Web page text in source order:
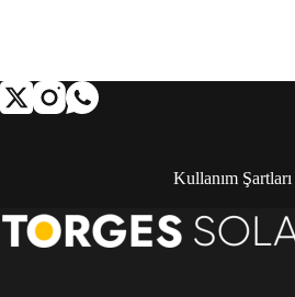
Kullanım Şartları